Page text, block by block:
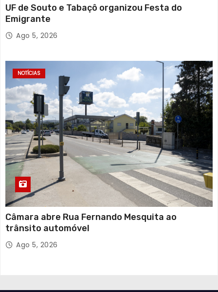
UF de Souto e Tabaçô organizou Festa do
Emigrante
Ago 5, 2026
NOTÍCIAS
Câmara abre Rua Fernando Mesquita ao
trânsito automóvel
Ago 5, 2026